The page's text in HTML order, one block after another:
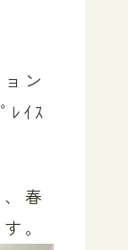
ン
ﾚｲｽ
春
。